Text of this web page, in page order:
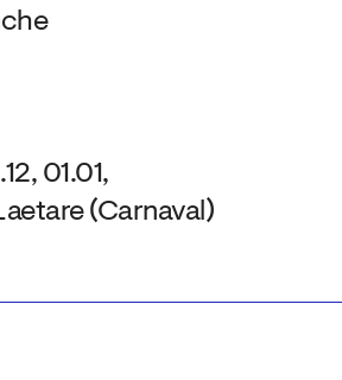
01.01,
(Carnaval)